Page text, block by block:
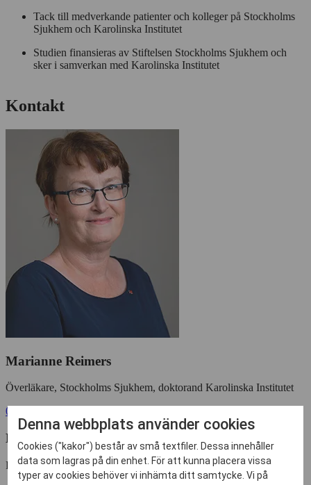
Tack till medverkande patienter och kolleger på Stockholms
Sjukhem och Karolinska Institutet
Studien finansieras av Stiftelsen Stockholms Sjukhem och
sker i samverkan med Karolinska Institutet
Kontakt
Marianne Reimers
Överläkare, Stockholms Sjukhem, doktorand Karolinska Institutet
08-122 88 033
Maria Eriksdotter
Professor och överläkare, Karolinska Institutet
Denna webbplats använder cookies
Cookies ("kakor") består av små textfiler. Dessa innehåller
data som lagras på din enhet. För att kunna placera vissa
typer av cookies behöver vi inhämta ditt samtycke. Vi på